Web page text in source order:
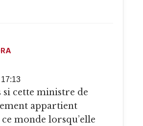
appartient
monde lorsqu’elle